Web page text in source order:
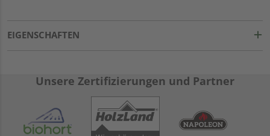
EIGENSCHAFTEN
Unsere Zertifizierungen und Partner